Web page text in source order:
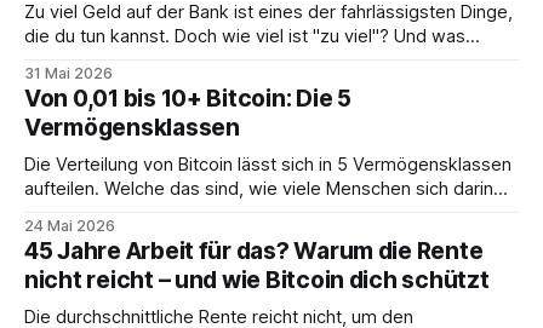
Zu viel Geld auf der Bank ist eines der fahrlässigsten Dinge,
die du tun kannst. Doch wie viel ist "zu viel"? Und was
31 Mai 2026
Von 0,01 bis 10+ Bitcoin: Die 5
Vermögensklassen
Die Verteilung von Bitcoin lässt sich in 5 Vermögensklassen
aufteilen. Welche das sind, wie viele Menschen sich darin
24 Mai 2026
45 Jahre Arbeit für das? Warum die Rente
nicht reicht – und wie Bitcoin dich schützt
Die durchschnittliche Rente reicht nicht, um den